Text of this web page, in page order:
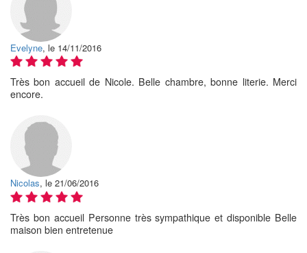
Evelyne, le 14/11/2016
Très bon accueil de Nicole. Belle chambre, bonne literie. Merci
encore.
Nicolas, le 21/06/2016
Très bon accueil Personne très sympathique et disponible Belle
maison bien entretenue